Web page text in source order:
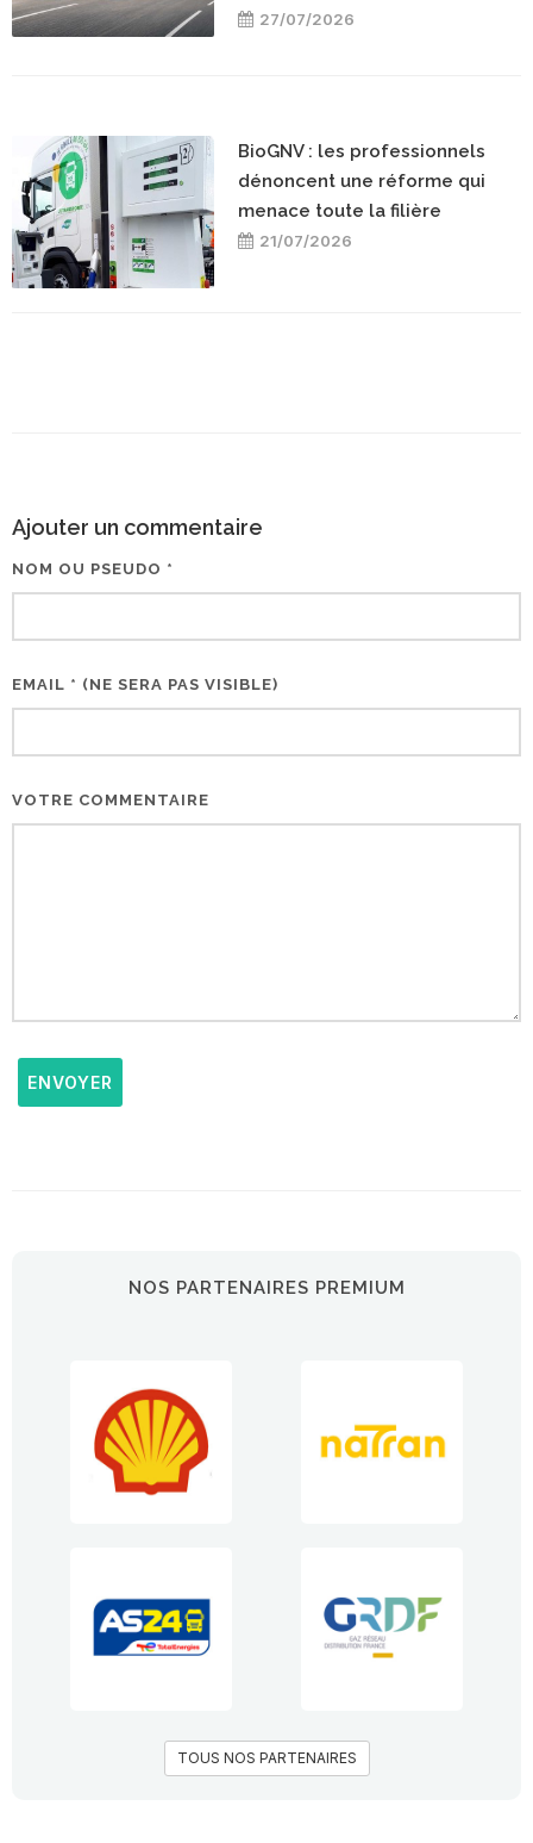
27/07/2026
BioGNV : les professionnels
dénoncent une réforme qui
menace toute la filière
21/07/2026
Ajouter un commentaire
NOM OU PSEUDO *
EMAIL * (NE SERA PAS VISIBLE)
VOTRE COMMENTAIRE
ENVOYER
NOS PARTENAIRES PREMIUM
TOUS NOS PARTENAIRES